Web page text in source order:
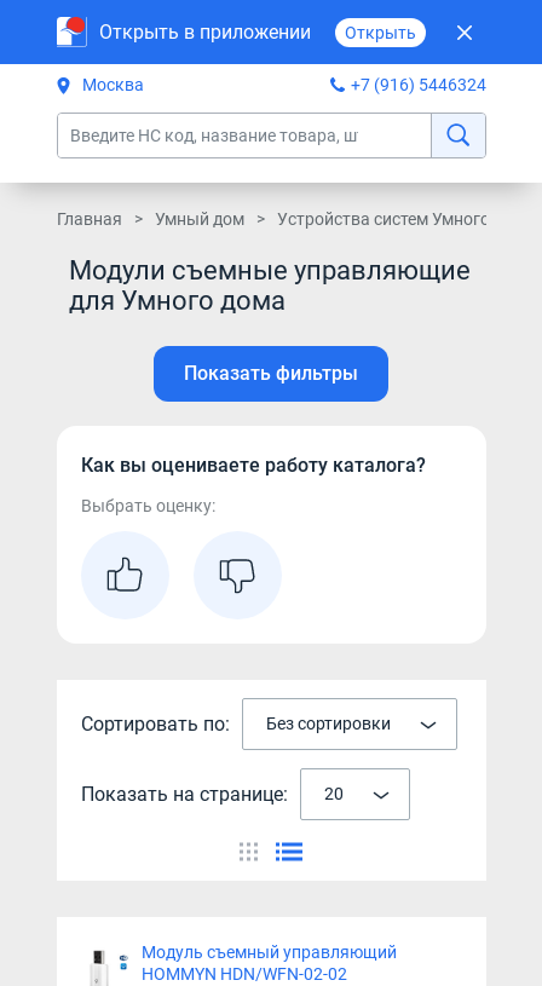
Открыть в приложении Открыть
Москва +7 (916) 5446324
Главная Умный дом Устройства систем Умного дома
Модули съемные управляющие
для Умного дома
Показать фильтры
Как вы оцениваете работу каталога?
Выбрать оценку:
Сортировать по: Без сортировки
Показать на странице: 20
Модуль съемный управляющий
HOMMYN HDN/WFN-02-02